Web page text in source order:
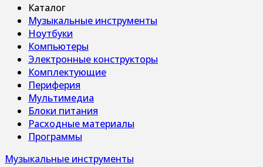
Каталог
Музыкальные инструменты
Ноутбуки
Компьютеры
Электронные конструкторы
Комплектующие
Периферия
Мультимедиа
Блоки питания
Расходные материалы
Программы
Музыкальные инструменты